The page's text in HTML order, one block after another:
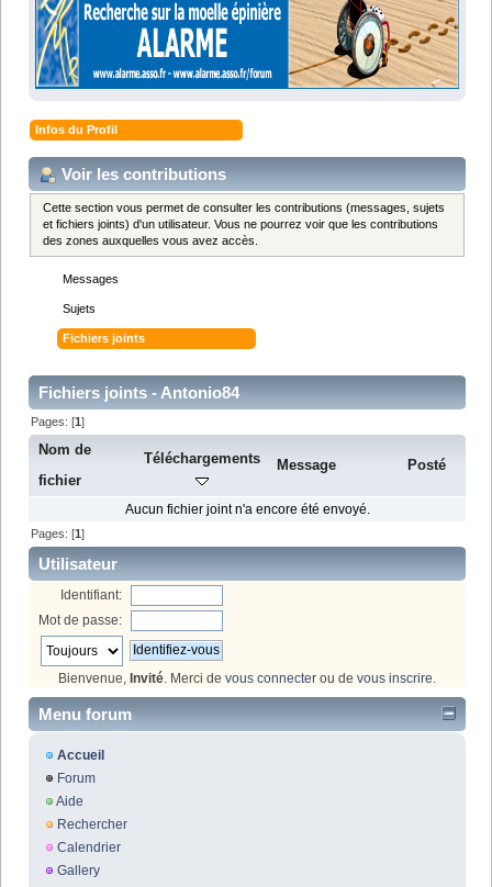
Infos du Profil
Voir les contributions
Cette section vous permet de consulter les contributions (messages, sujets
et fichiers joints) d'un utilisateur. Vous ne pourrez voir que les contributions
des zones auxquelles vous avez accès.
Messages
Sujets
Fichiers joints
Fichiers joints - Antonio84
Pages: [1]
Nom de
fichier
Téléchargements Message Posté
Aucun fichier joint n'a encore été envoyé.
Pages: [1]
Utilisateur
Identifiant:
Mot de passe:
Bienvenue, Invité. Merci de vous connecter ou de vous inscrire.
Menu forum
Accueil
Forum
Aide
Rechercher
Calendrier
Gallery